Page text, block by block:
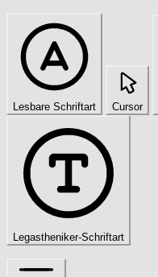
Lesbare Schriftart Cursor
Legastheniker-Schriftart